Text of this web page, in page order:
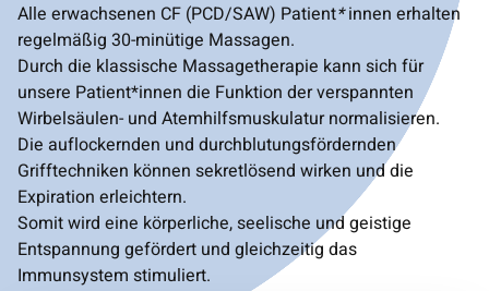
Alle erwachsenen CF (PCD/SAW) Patient*innen erhalten
regelmäßig 30-minütige Massagen.
Durch die klassische Massagetherapie kann sich für
unsere Patient*innen die Funktion der verspannten
Wirbelsäulen- und Atemhilfsmuskulatur normalisieren.
Die auflockernden und durchblutungsfördernden
Grifftechniken können sekretlösend wirken und die
Expiration erleichtern.
Somit wird eine körperliche, seelische und geistige
Entspannung gefördert und gleichzeitig das
Immunsystem stimuliert.